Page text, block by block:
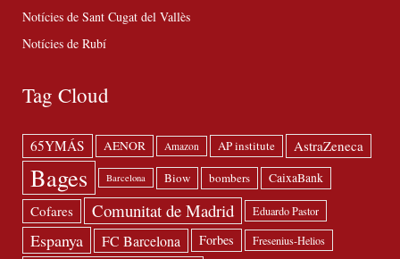
Notícies de Sant Cugat del Vallès
Notícies de Rubí
Tag Cloud
65YMÁS AENOR Amazon AP institute AstraZeneca
Bages Barcelona Biow bombers CaixaBank
Cofares Comunitat de Madrid Eduardo Pastor
Espanya FC Barcelona Forbes Fresenius-Helios